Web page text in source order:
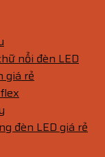
nổi đèn LED
giá rẻ
đèn LED giá rẻ